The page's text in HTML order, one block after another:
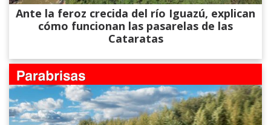
Ante la feroz crecida del río Iguazú, explican
cómo funcionan las pasarelas de las
Cataratas